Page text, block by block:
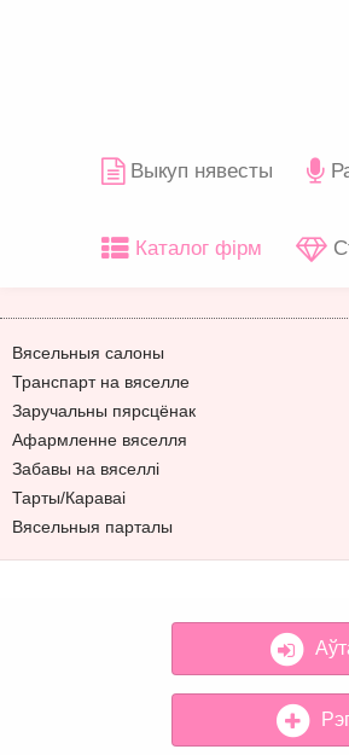
Выкуп нявесты
Каталог фірм
Вясельныя салоны
Транспарт на вяселле
Заручальны пярсцёнак
Афармленне вяселля
Забавы на вяселлі
Тарты/Караваі
Вясельныя парталы